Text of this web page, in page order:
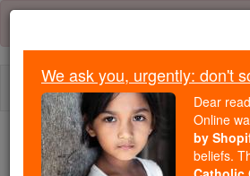
Skip
content
We ask you, urgently: don't scroll
We ask you, urgently: don't
Dear
Online
by
beliefs.